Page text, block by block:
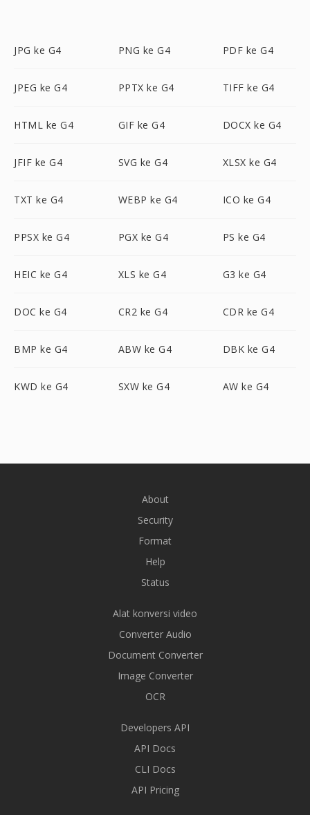
JPG ke G4 PNG ke G4 PDF ke G4
JPEG ke G4 PPTX ke G4 TIFF ke G4
HTML ke G4 GIF ke G4 DOCX ke G4
JFIF ke G4 SVG ke G4 XLSX ke G4
TXT ke G4 WEBP ke G4 ICO ke G4
PPSX ke G4 PGX ke G4 PS ke G4
HEIC ke G4 XLS ke G4 G3 ke G4
DOC ke G4 CR2 ke G4 CDR ke G4
BMP ke G4 ABW ke G4 DBK ke G4
KWD ke G4 SXW ke G4 AW ke G4
About
Security
Format
Help
Status
Alat konversi video
Converter Audio
Document Converter
Image Converter
OCR
Developers API
API Docs
CLI Docs
API Pricing